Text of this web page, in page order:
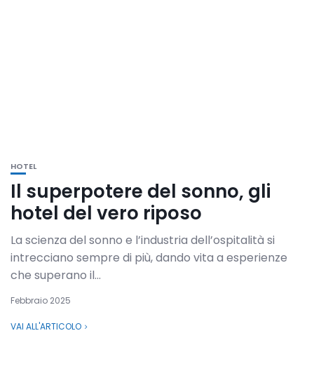
HOTEL
Il superpotere del sonno, gli
hotel del vero riposo
La scienza del sonno e l’industria dell’ospitalità si
intrecciano sempre di più, dando vita a esperienze
che superano il...
Febbraio 2025
VAI ALL'ARTICOLO